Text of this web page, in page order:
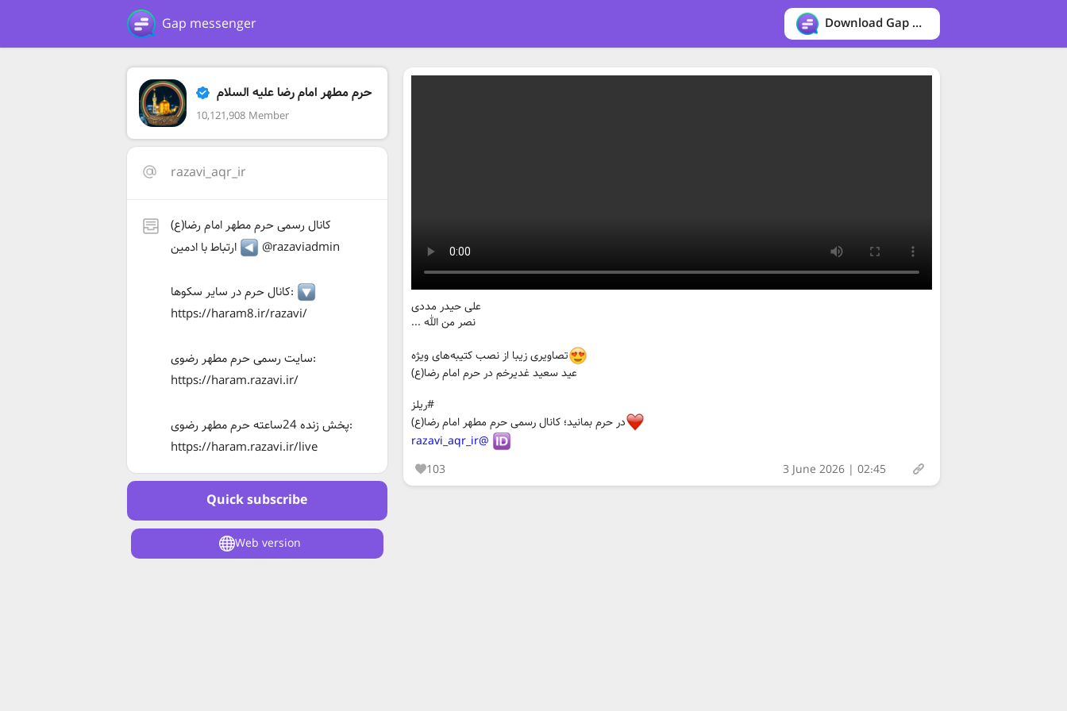
Gap messenger Download Gap messenger
حرم مطهر امام رضا علیه السلام
10,121,908 Member
razavi_aqr_ir
کانال رسمی حرم مطهر امام رضا(ع)
@razaviadmin
کانال حرم در سایر سکوها:
https://haram8.ir/razavi/
سایت رسمی حرم مطهر رضوی:
https://haram.razavi.ir/
پخش زنده 24ساعته حرم مطهر رضوی:
https://haram.razavi.ir/live
Quick subscribe
Web version
علی حیدر مددی
نصر من الله ...
تصاویری زیبا از نصب کتیبه‌های ویژه
عید سعید غدیرخم در حرم امام رضا(ع)
#ریلز
در حرم بمانید؛ کانال رسمی حرم مطهر امام رضا(ع)
@razavi_aqr_ir
103
3 June 2026 | 02:45